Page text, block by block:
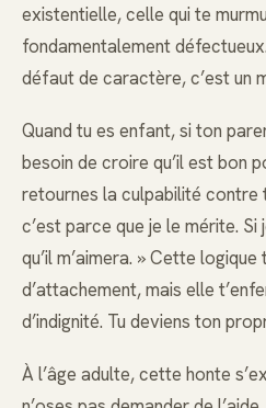
existentielle, celle qui te
fondamentalement
défaut de caractère, c’est un
Quand tu es enfant, si ton
besoin de croire qu’il est bon
retournes la culpabilité contre
c’est parce que je le mérite.
qu’il m’aimera. » Cette
d’attachement, mais elle
d’indignité. Tu deviens ton
À l’âge adulte, cette honte